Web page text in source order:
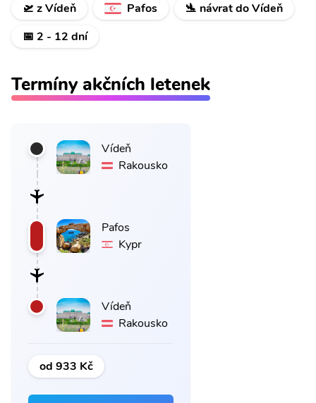
🛫 z Vídeň Pafos
🛬 návrat do Vídeň
📅 2 - 12 dní
Termíny akčních letenek
Vídeň
Rakousko
Pafos
Kypr
Vídeň
Rakousko
od 933 Kč